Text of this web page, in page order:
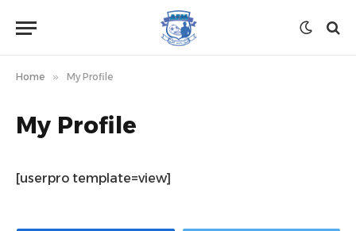
Home » My Profile
My Profile
[userpro template=view]